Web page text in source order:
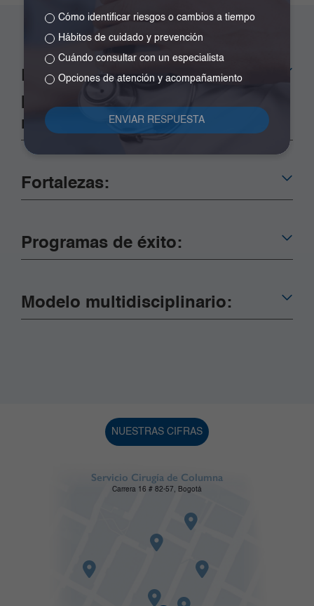
Los principales
procedimientos que
realizamos son:
Fortalezas:
Programas de éxito:
Modelo multidisciplinario:
NUESTRAS CIFRAS
Servicio Cirugía de Columna
Carrera 16 # 82-57, Bogotá
Cómo identificar riesgos o cambios a tiempo
Hábitos de cuidado y prevención
Cuándo consultar con un especialista
Opciones de atención y acompañamiento